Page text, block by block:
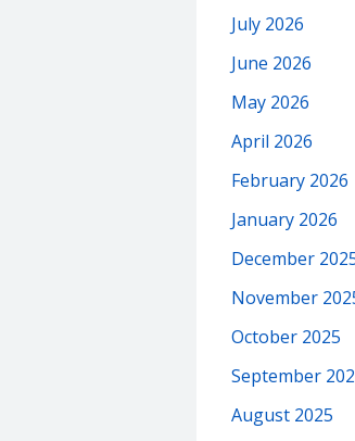
July 2026
June 2026
May 2026
April 2026
February 2026
January 2026
December
November
October 2025
September
August 2025